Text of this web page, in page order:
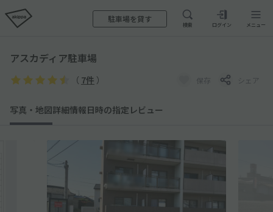
駐車場を貸す
検索 ログイン メニュー
アスカディア駐車場
（ 7件 ） 保存 シェア
写真・地図詳細情報日時の指定 レビュー